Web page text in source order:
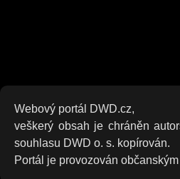
Webový portál DWD.cz,
veškerý obsah je chráněn
souhlasu DWD o. s. kopírován.
Portál je provozován